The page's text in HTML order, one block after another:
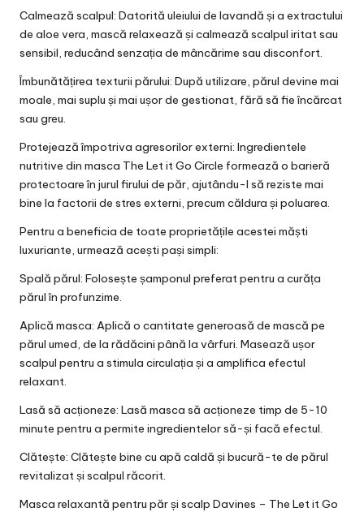
Calmează scalpul: Datorită uleiului de lavandă și a extractului
de aloe vera, mască relaxează și calmează scalpul iritat sau
sensibil, reducând senzația de mâncărime sau disconfort.
Îmbunătățirea texturii părului: După utilizare, părul devine mai
moale, mai suplu și mai ușor de gestionat, fără să fie încărcat
sau greu.
Protejează împotriva agresorilor externi: Ingredientele
nutritive din masca The Let it Go Circle formează o barieră
protectoare în jurul firului de păr, ajutându-l să reziste mai
bine la factorii de stres externi, precum căldura și poluarea.
Pentru a beneficia de toate proprietățile acestei măști
luxuriante, urmează acești pași simpli:
Spală părul: Folosește șamponul preferat pentru a curăța
părul în profunzime.
Aplică masca: Aplică o cantitate generoasă de mască pe
părul umed, de la rădăcini până la vârfuri. Masează ușor
scalpul pentru a stimula circulația și a amplifica efectul
relaxant.
Lasă să acționeze: Lasă masca să acționeze timp de 5-10
minute pentru a permite ingredientelor să-și facă efectul.
Clătește: Clătește bine cu apă caldă și bucură-te de părul
revitalizat și scalpul răcorit.
Masca relaxantă pentru păr și scalp Davines – The Let it Go